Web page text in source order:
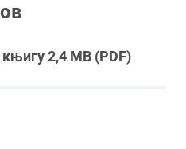
2,4 MB (PDF)